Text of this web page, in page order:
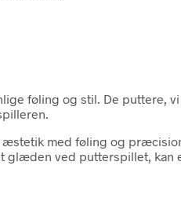
føling og stil. De puttere,
med føling og
glæden ved putterspillet,